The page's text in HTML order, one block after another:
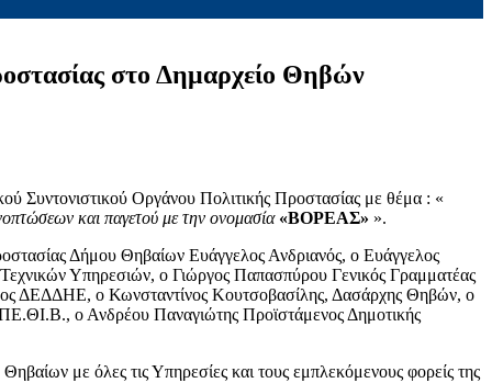
στο Δημαρχείο Θηβών
Συντονιστικού Οργάνου Πολιτικής Προστασίας με θέμα : «
και παγετού με την ονομασία «ΒΟΡΕΑΣ» ».
Δήμου Θηβαίων Ευάγγελος Ανδριανός, ο Ευάγγελος
Υπηρεσιών, ο Γιώργος Παπασπύρου Γενικός Γραμματέας
ΔΕΔΔΗΕ, ο Κωνσταντίνος Κουτσοβασίλης, Δασάρχης Θηβών, ο
ο Ανδρέου Παναγιώτης Προϊστάμενος Δημοτικής
με όλες τις Υπηρεσίες και τους εμπλεκόμενους φορείς της